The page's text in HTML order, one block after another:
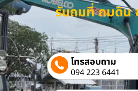
รับถมที่ ถมดิน
โทรสอบถาม
094 223 6441